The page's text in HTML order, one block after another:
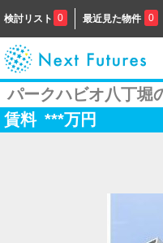
検討リスト 0 最近見た物件 0
パークハビオ八丁堀
賃料 ***万円